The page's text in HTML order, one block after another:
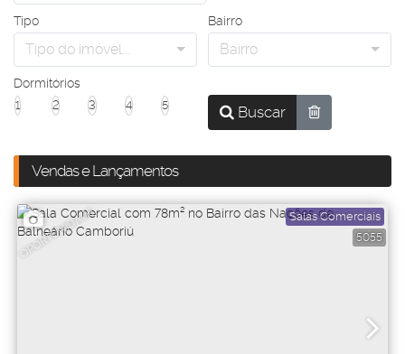
Tipo
Tipo do imóvel...
Bairro
Bairro
Dormitórios
1 2 3 4 5 Buscar
Vendas e Lançamentos
OPORTUNIDADE 5055
Salas Comerciais